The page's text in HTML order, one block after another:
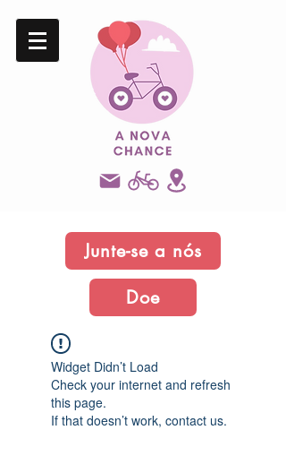
Junte-se a nós
Doe
Widget Didn’t Load
Check your internet and refresh
this page.
If that doesn’t work, contact us.